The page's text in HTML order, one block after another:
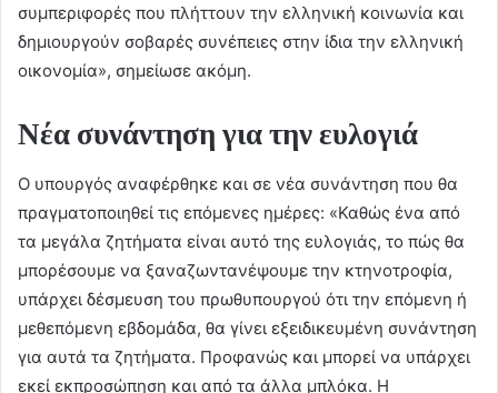
συμπεριφορές που πλήττουν την ελληνική κοινωνία και
δημιουργούν σοβαρές συνέπειες στην ίδια την ελληνική
οικονομία», σημείωσε ακόμη.
Νέα συνάντηση για την ευλογιά
Ο υπουργός αναφέρθηκε και σε νέα συνάντηση που θα
πραγματοποιηθεί τις επόμενες ημέρες: «Καθώς ένα από
τα μεγάλα ζητήματα είναι αυτό της ευλογιάς, το πώς θα
μπορέσουμε να ξαναζωντανέψουμε την κτηνοτροφία,
υπάρχει δέσμευση του πρωθυπουργού ότι την επόμενη ή
μεθεπόμενη εβδομάδα, θα γίνει εξειδικευμένη συνάντηση
για αυτά τα ζητήματα. Προφανώς και μπορεί να υπάρχει
εκεί εκπροσώπηση και από τα άλλα μπλόκα. Η